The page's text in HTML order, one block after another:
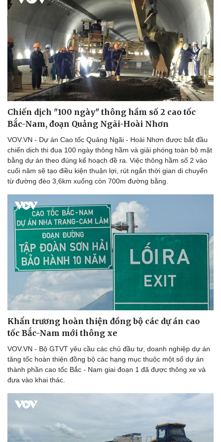
Chiến dịch "100 ngày" thông hầm số 2 cao tốc
Bắc-Nam, đoạn Quảng Ngãi-Hoài Nhơn
VOV.VN - Dự án Cao tốc Quảng Ngãi - Hoài Nhơn được bắt đầu
chiến dịch thi đua 100 ngày thông hầm và giải phóng toàn bộ mặt
bằng dự án theo đúng kế hoạch đề ra. Việc thông hầm số 2 vào
cuối năm sẽ tạo điều kiện thuận lợi, rút ngắn thời gian di chuyển
từ đường đèo 3,6km xuống còn 700m đường bằng.
Khẩn trương hoàn thiện đồng bộ các dự án cao
tốc Bắc-Nam mới thông xe
VOV.VN - Bộ GTVT yêu cầu các chủ đầu tư, doanh nghiệp dự án
tăng tốc hoàn thiện đồng bộ các hạng mục thuộc một số dự án
thành phần cao tốc Bắc - Nam giai đoạn 1 đã được thông xe và
đưa vào khai thác.